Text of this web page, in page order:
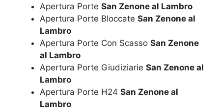
Apertura Porte San Zenone al Lambro
Apertura Porte Bloccate San Zenone al
Lambro
Apertura Porte Con Scasso San Zenone
al Lambro
Apertura Porte Giudiziarie San Zenone al
Lambro
Apertura Porte H24 San Zenone al
Lambro